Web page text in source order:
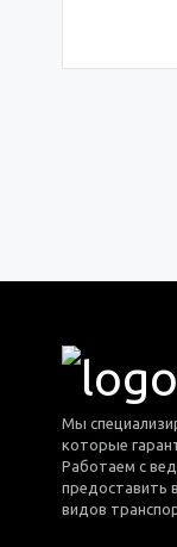
Мы
которые
Работаем с
предоставить
видов